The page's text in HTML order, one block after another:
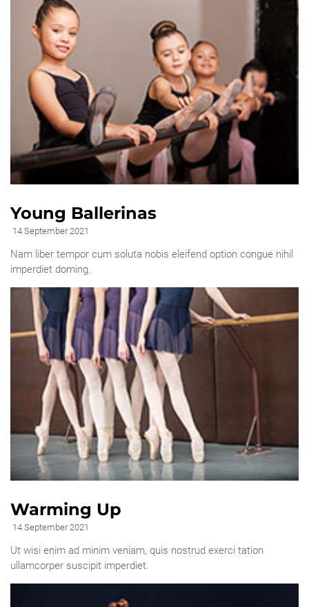
Young Ballerinas
14 September 2021
Nam liber tempor cum soluta nobis eleifend option congue nihil
imperdiet doming.
Warming Up
14 September 2021
Ut wisi enim ad minim veniam, quis nostrud exerci tation
ullamcorper suscipit imperdiet.